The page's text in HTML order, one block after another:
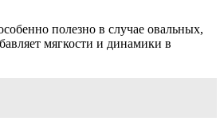
полезно в случае овальных,
мягкости и динамики в